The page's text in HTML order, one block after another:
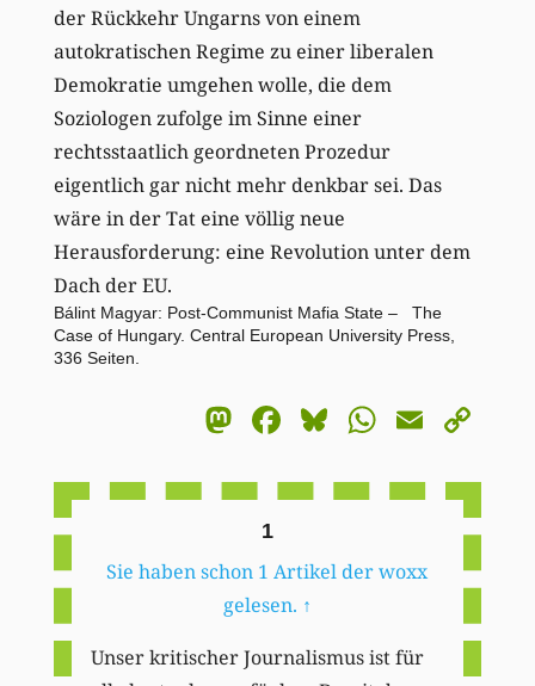
der Rückkehr Ungarns von einem
autokratischen Regime zu einer liberalen
Demokratie umgehen wolle, die dem
Soziologen zufolge im Sinne einer
rechtsstaatlich geordneten Prozedur
eigentlich gar nicht mehr denkbar sei. Das
wäre in der Tat eine völlig neue
Herausforderung: eine Revolution unter dem
Dach der EU.
Bálint Magyar: Post-Communist Mafia State – The
Case of Hungary. Central European University Press,
336 Seiten.
Mastodon
Facebook
BlueskyEmail
1
Sie haben schon 1 Artikel der woxx
gelesen. ↑
Unser kritischer Journalismus ist für